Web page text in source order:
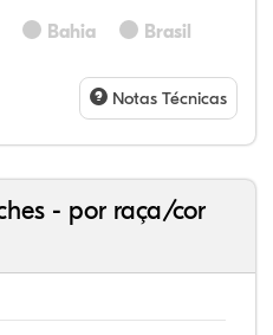
Bahia Brasil
Notas Técnicas
- por raça/cor